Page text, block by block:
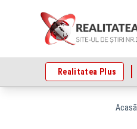
Realitatea Plus
Acasă